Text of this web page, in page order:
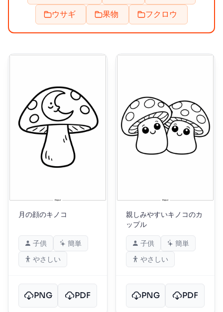
ウサギ
果物 フクロウ
月の顔のキノコ
子供
簡単
やさしい
PNG PDF
親しみやすいキノコのカ
ップル
子供
簡単
やさしい
PNG PDF